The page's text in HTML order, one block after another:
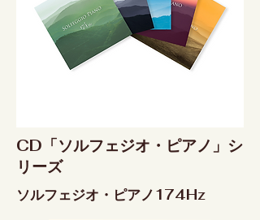
CD「ソルフェジオ・ピアノ」シ
リーズ
ソルフェジオ・ピアノ174Hz